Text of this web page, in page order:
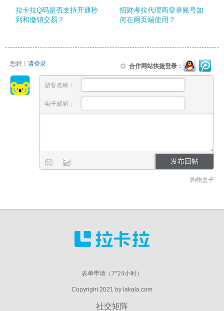
拉卡拉Q码是否支持开通秒
到和撤销交易？
招财考拉代理商登录账号如
何在网页端使用？
您好！ 请登录 合作网站快捷登录：
游客名称：
电子邮箱：
购物盒子
表单申请（7*24小时）
Copyright 2021 by lakala.com
社交矩阵